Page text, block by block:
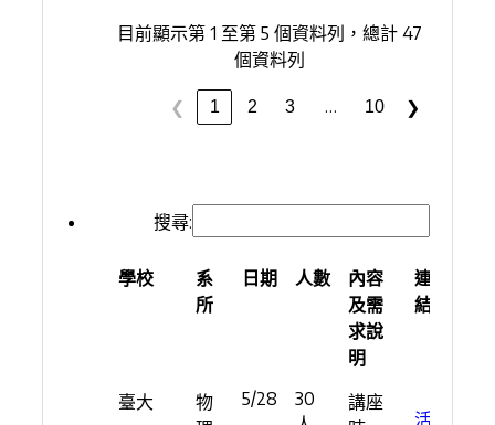
目前顯示第 1 至第 5 個資料列，總計 47
個資料列
❮ 1 2 3 … 10 ❯
搜尋:
學校
系
所
日期 人數
內容
及需
求說
明
連
結
學校
系
所
日期 人數
內容
及需
結
臺大
物
5/28
30
講座
活